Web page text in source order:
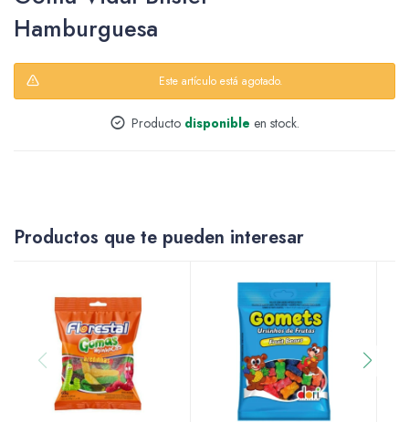
Hamburguesa
Este artículo está agotado.
Producto disponible en stock.
Productos que te pueden interesar
Packing y Regalaría
Perfumería